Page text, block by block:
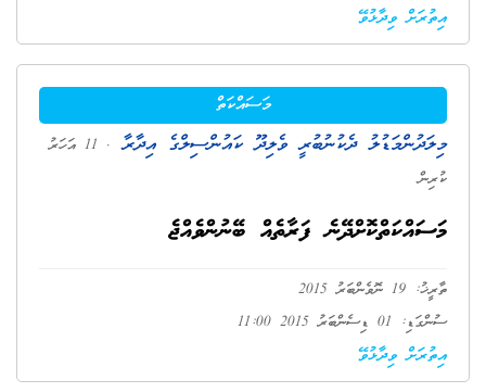
އިތުރަށް ވިދާޅުވޭ
މަސައްކަތް
މިލަދުންމަޑުލު ދެކުނުބުރީ ވެލިދޫ ކައުންސިލްގެ އިދާރާ
. 11 އަހަރު
ކުރިން
މަސައްކަތްކޮށްދޭނެ ފަރާތެއް ބޭނުންވެއްޖެ
ތާރީޚު: 19 ނޮވެންބަރު 2015
ސުންގަޑި: 01 ޑިސެންބަރު 2015 11:00
އިތުރަށް ވިދާޅުވޭ